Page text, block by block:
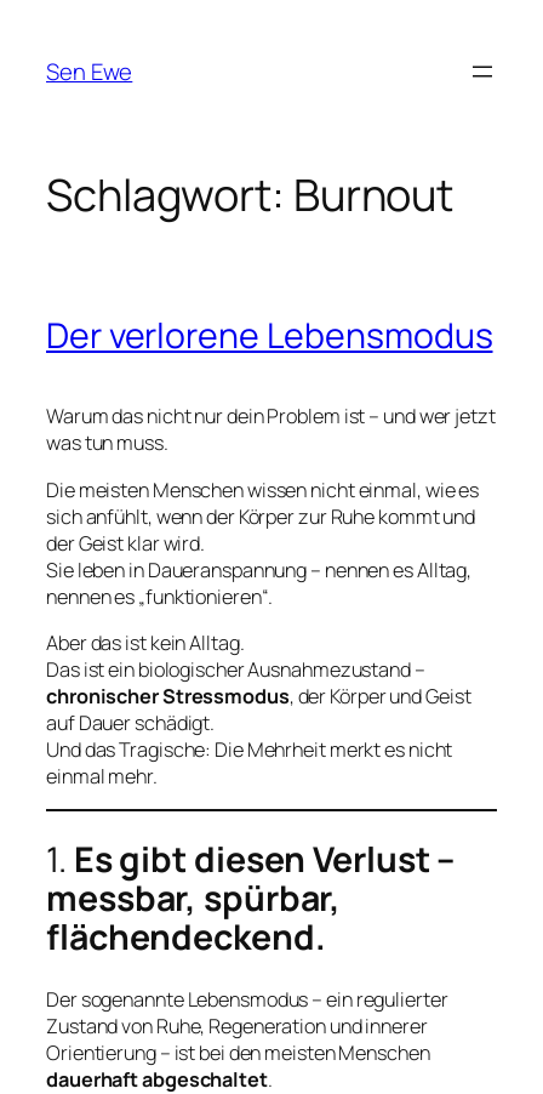
springen
Sen Ewe
Schlagwort: Burnout
Der verlorene Lebensmodus
Warum das nicht nur dein Problem ist – und wer jetzt
was tun muss.
Die meisten Menschen wissen nicht einmal, wie es
sich anfühlt, wenn der Körper zur Ruhe kommt und
der Geist klar wird.
Sie leben in Daueranspannung – nennen es Alltag,
nennen es „funktionieren“.
Aber das ist kein Alltag.
Das ist ein biologischer Ausnahmezustand –
chronischer Stressmodus, der Körper und Geist
auf Dauer schädigt.
Und das Tragische: Die Mehrheit merkt es nicht
einmal mehr.
1. Es gibt diesen Verlust –
messbar, spürbar,
flächendeckend.
Der sogenannte Lebensmodus – ein regulierter
Zustand von Ruhe, Regeneration und innerer
Orientierung – ist bei den meisten Menschen
dauerhaft abgeschaltet.